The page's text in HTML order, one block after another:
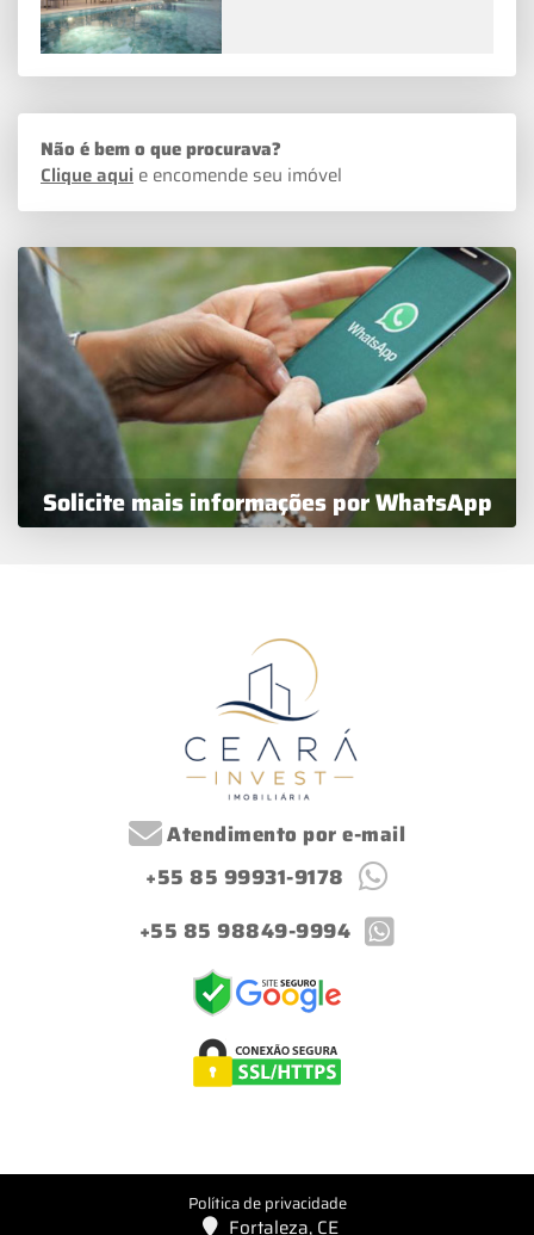
Não é bem o que procurava?
Clique aqui e encomende seu imóvel
Solicite mais informações por WhatsApp
Atendimento por e-mail
+55 85 99931-9178
+55 85 98849-9994
Política de privacidade
Fortaleza, CE